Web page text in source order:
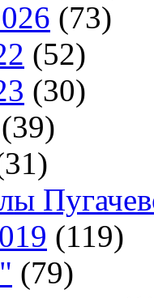
(73)
(52)
(30)
(39)
(119)
(79)